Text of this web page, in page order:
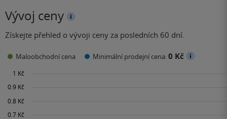
Vývoj ceny
Získejte přehled o vývoji ceny za posledních 60 dní.
Maloobchodní cena Minimální prodejní cena:0 Kč